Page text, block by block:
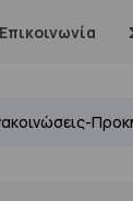
Επικοινωνία